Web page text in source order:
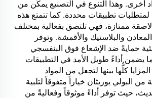
أخرى. وهذا التنوع في التصنيع يمكِّن من
تطبيقات محددة. كما تتمتع هذه
ممتازة، فهي تلتصق بفعالية بمختلف
والبلاستيك والأقمشة. وتوفر
حمايةً ضد الإشعاع فوق البنفسجي
يضمن أداءً طويل الأمد في التطبيقات
كلُّها بينها لتجعل من المواد
البولي يوريثان خياراً متفوقاً لتلبية
حيث توفر أداءً موثوقاً وفعاليةً من